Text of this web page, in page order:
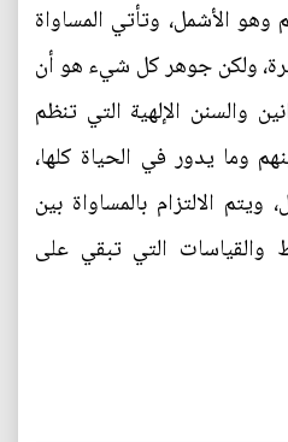
الأشمل، وتأتي المساواة
ولكن جوهر كل شيء هو أن
والسنن الإلهية التي تنظم
وما يدور في الحياة كلها،
الالتزام بالمساواة بين
التي تبقي على